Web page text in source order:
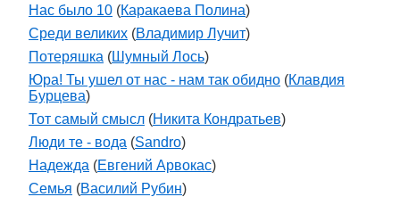
Нас было 10 (Каракаева Полина)
Среди великих (Владимир Лучит)
Потеряшка (Шумный Лось)
Юра! Ты ушел от нас - нам так обидно (Клавдия
Бурцева)
Тот самый смысл (Никита Кондратьев)
Люди те - вода (Sandro)
Надежда (Евгений Арвокас)
Семья (Василий Рубин)